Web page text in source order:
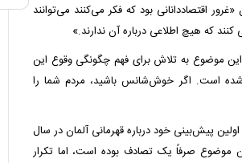
اقتصاددانانی بود که فکر می‌کنند می‌توانند
که هیچ اطلاعی درباره آن ندارند.»
این موضوع به تلاش برای فهم چگونگی وقوع این
است. اگر خوش‌شانس باشید، مردم شما را
پیش‌بینی خود درباره قهرمانی آلمان در سال
این موضوع صرفاً یک تصادف بوده است، اما تکرار